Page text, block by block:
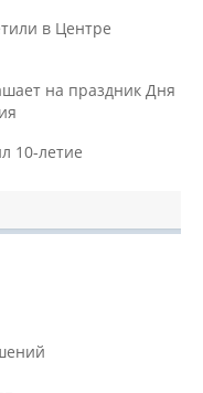
в Центре
на праздник Дня
10-летие